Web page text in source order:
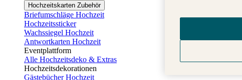
Hochzeitskarten Zubehör
Briefumschläge Hochzeit
Hochzeitssticker
Wachssiegel Hochzeit
Antwortkarten Hochzeit
Eventplattform
Alle Hochzeitsdeko & Extras
Hochzeitsdekorationen
Gästebücher Hochzeit